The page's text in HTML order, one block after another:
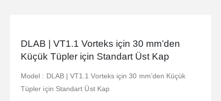
DLAB | VT1.1 Vorteks için 30 mm’den
Küçük Tüpler için Standart Üst Kap
Model : DLAB | VT1.1 Vorteks için 30 mm’den Küçük
Tüpler için Standart Üst Kap